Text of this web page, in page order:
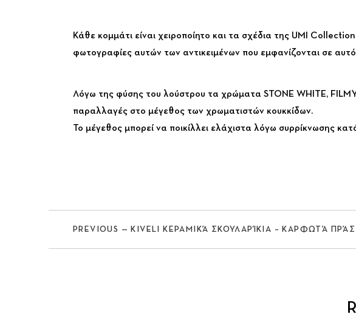
Κάθε κομμάτι είναι χειροποίητο και τα σχέδια της UMI
φωτογραφίες αυτών των αντικειμένων που εμφανίζονται σε
Λόγω της φύσης του λούστρου τα χρώματα STONE WHITE, FILMY
παραλλαγές στο μέγεθος των χρωματιστών κουκκίδων.
Το μέγεθος μπορεί να ποικίλλει ελάχιστα λόγω συρρίκνωσης
PREVIOUS — KIVELI ΚΕΡΑΜΙΚΆ ΣΚΟΥΛΑΡΊΚΙΑ – ΚΑΡΦΩΤΆ